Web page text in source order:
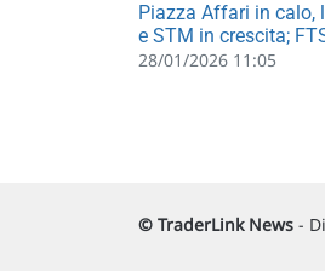
Piazza Affari in calo,
e STM in crescita;
28/01/2026 11:05
© TraderLink News -